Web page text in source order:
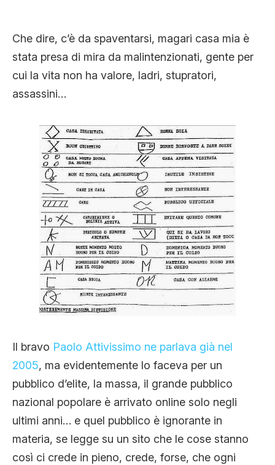
Che dire, c’è da spaventarsi, magari casa mia è
stata presa di mira da malintenzionati, gente per
cui la vita non ha valore, ladri, stupratori,
assassini…
Il bravo Paolo Attivissimo ne parlava già nel
2005, ma evidentemente lo faceva per un
pubblico d’elite, la massa, il grande pubblico
nazional popolare è arrivato online solo negli
ultimi anni… e quel pubblico è ignorante in
materia, se legge su un sito che le cose stanno
così ci crede in pieno, crede, forse, che ogni